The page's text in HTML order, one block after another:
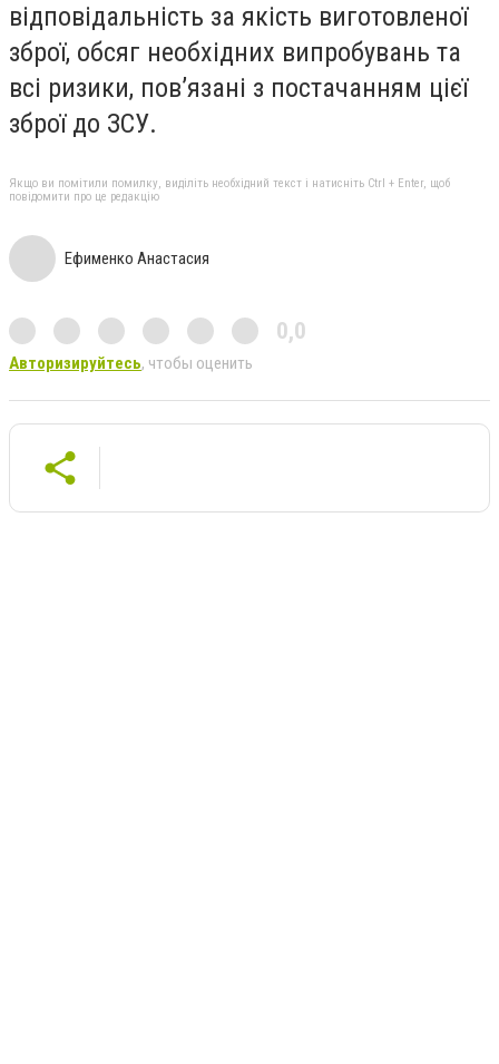
відповідальність за якість виготовленої
зброї, обсяг необхідних випробувань та
всі ризики, пов’язані з постачанням цієї
зброї до ЗСУ.
Якщо ви помітили помилку, виділіть необхідний текст і натисніть Ctrl + Enter, щоб
повідомити про це редакцію
Ефименко Анастасия
0,0
Авторизируйтесь, чтобы оценить